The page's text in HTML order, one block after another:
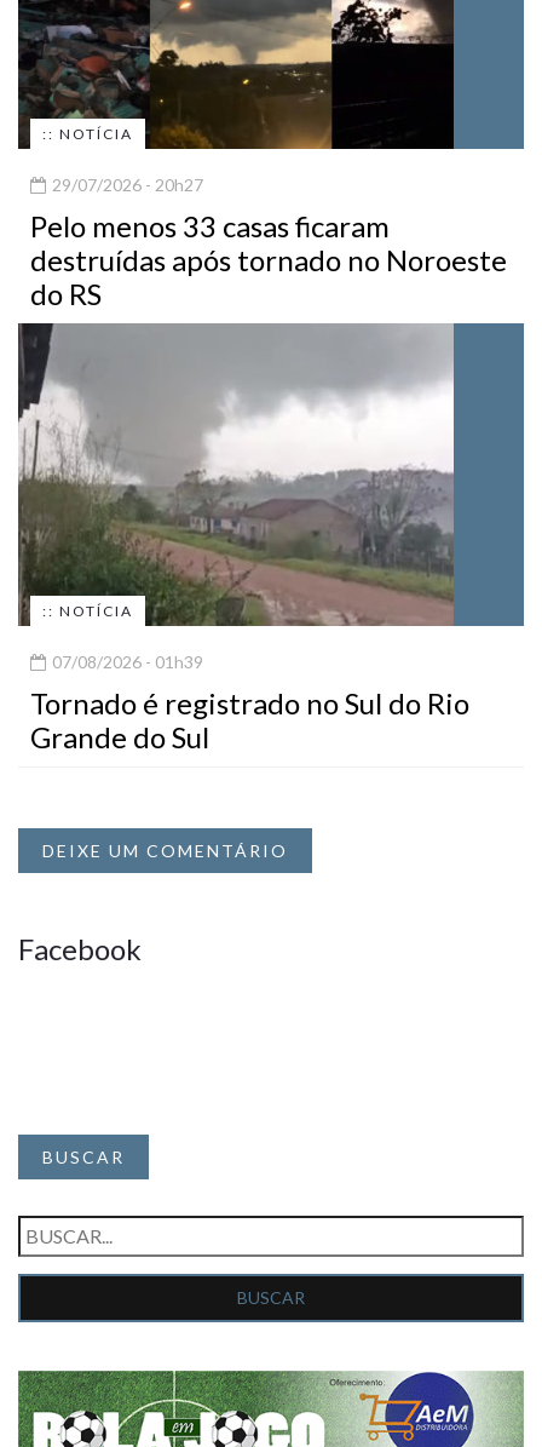
:: NOTÍCIA
29/07/2026 - 20h27
Pelo menos 33 casas ficaram
destruídas após tornado no Noroeste
do RS
:: NOTÍCIA
07/08/2026 - 01h39
Tornado é registrado no Sul do Rio
Grande do Sul
DEIXE UM COMENTÁRIO
Facebook
BUSCAR